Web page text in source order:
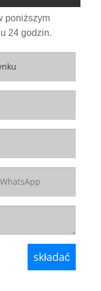
poniższym
24 godzin.